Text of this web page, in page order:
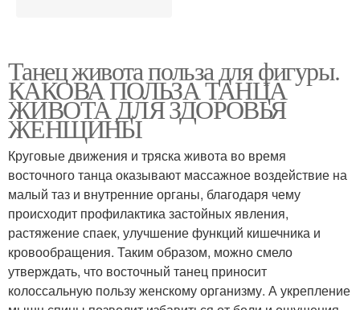
Танец живота польза для фигуры.
КАКОВА ПОЛЬЗА ТАНЦА
ЖИВОТА ДЛЯ ЗДОРОВЬЯ
ЖЕНЩИНЫ
Круговые движения и тряска живота во время
восточного танца оказывают массажное воздействие на
малый таз и внутренние органы, благодаря чему
происходит профилактика застойных явления,
растяжение спаек, улучшение функций кишечника и
кровообращения. Таким образом, можно смело
утверждать, что восточный танец приносит
колоссальную пользу женскому организму. А укрепление